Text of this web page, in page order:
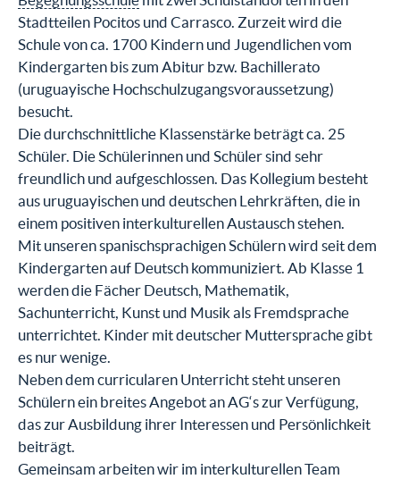
Stadtteilen Pocitos und Carrasco. Zurzeit wird die
Schule von ca. 1700 Kindern und Jugendlichen vom
Kindergarten bis zum Abitur bzw. Bachillerato
(uruguayische Hochschulzugangsvoraussetzung)
besucht.
Die durchschnittliche Klassenstärke beträgt ca. 25
Schüler. Die Schülerinnen und Schüler sind sehr
freundlich und aufgeschlossen. Das Kollegium besteht
aus uruguayischen und deutschen Lehrkräften, die in
einem positiven interkulturellen Austausch stehen.
Mit unseren spanischsprachigen Schülern wird seit dem
Kindergarten auf Deutsch kommuniziert. Ab Klasse 1
werden die Fächer Deutsch, Mathematik,
Sachunterricht, Kunst und Musik als Fremdsprache
unterrichtet. Kinder mit deutscher Muttersprache gibt
es nur wenige.
Neben dem curricularen Unterricht steht unseren
Schülern ein breites Angebot an AG‘s zur Verfügung,
das zur Ausbildung ihrer Interessen und Persönlichkeit
beiträgt.
Gemeinsam arbeiten wir im interkulturellen Team